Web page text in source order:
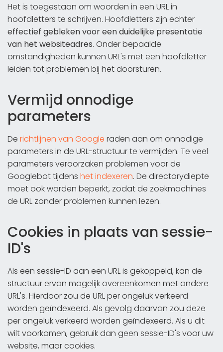
Het is toegestaan om woorden in een URL in
hoofdletters te schrijven. Hoofdletters zijn echter
effectief gebleken voor een duidelijke presentatie
van het websiteadres. Onder bepaalde
omstandigheden kunnen URL's met een hoofdletter
leiden tot problemen bij het doorsturen.
Vermijd onnodige
parameters
De richtlijnen van Google raden aan om onnodige
parameters in de URL-structuur te vermijden. Te veel
parameters veroorzaken problemen voor de
Googlebot tijdens het indexeren. De directorydiepte
moet ook worden beperkt, zodat de zoekmachines
de URL zonder problemen kunnen lezen.
Cookies in plaats van sessie-
ID's
Als een sessie-ID aan een URL is gekoppeld, kan de
structuur ervan mogelijk overeenkomen met andere
URL's. Hierdoor zou de URL per ongeluk verkeerd
worden geïndexeerd. Als gevolg daarvan zou deze
per ongeluk verkeerd worden geïndexeerd. Als u dit
wilt voorkomen, gebruik dan geen sessie-ID's voor uw
website, maar cookies.